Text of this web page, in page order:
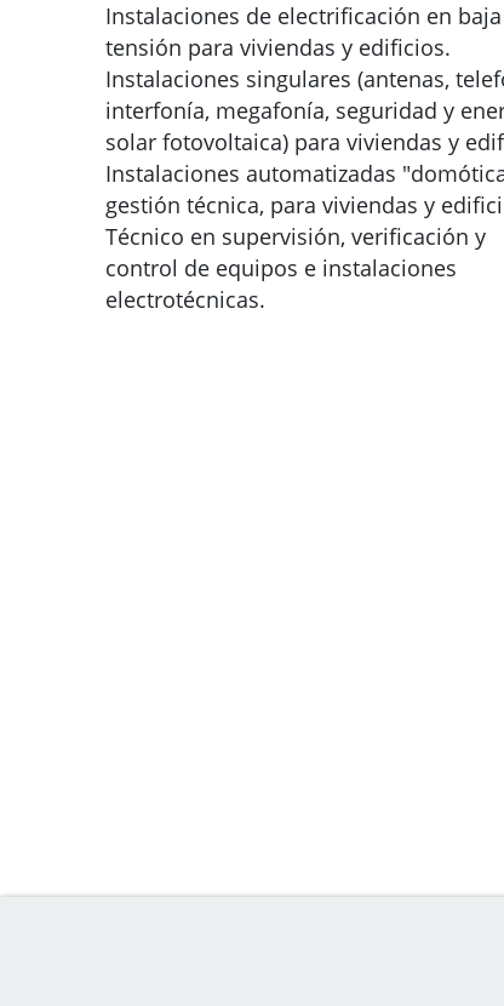
Instalaciones de electrificación en baja
tensión para viviendas y edificios.
Instalaciones singulares (antenas,
interfonía, megafonía, seguridad y
solar fotovoltaica) para viviendas y
Instalaciones automatizadas
gestión técnica, para viviendas y
Técnico en supervisión, verificación y
control de equipos e instalaciones
electrotécnicas.